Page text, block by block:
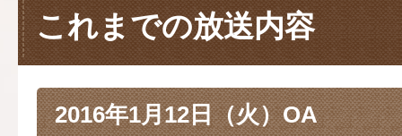
これまでの放送内容
2016年1月12日（火）OA